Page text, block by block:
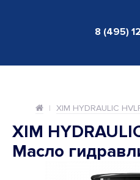
8 (495)
XIM HYDRAULIC
XIM
Масло